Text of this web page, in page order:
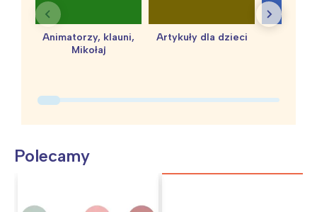
Animatorzy, klauni,
Mikołaj
Artykuły dla dzieci
Polecamy